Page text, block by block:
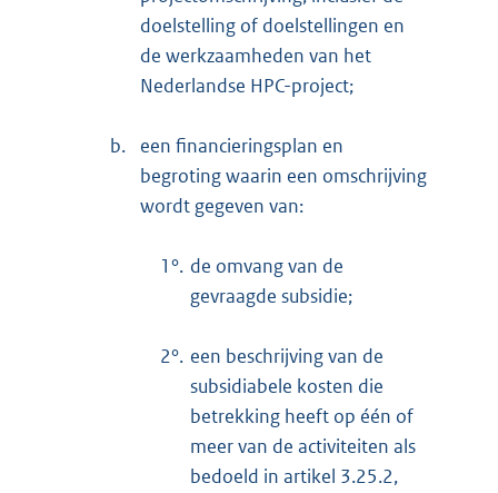
doelstelling of doelstellingen en
de werkzaamheden van het
Nederlandse HPC-project;
b.
een financieringsplan en
begroting waarin een omschrijving
wordt gegeven van:
1°. de omvang van de
gevraagde subsidie;
2°. een beschrijving van de
subsidiabele kosten die
betrekking heeft op één of
meer van de activiteiten als
bedoeld in artikel 3.25.2,